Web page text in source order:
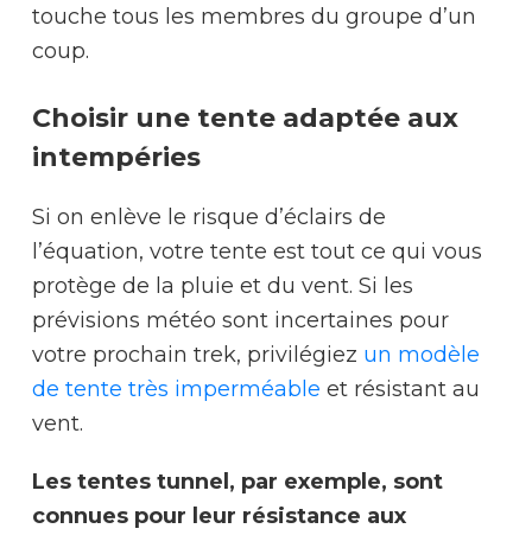
touche tous les membres du groupe d’un
coup.
Choisir une tente adaptée aux
intempéries
Si on enlève le risque d’éclairs de
l’équation, votre tente est tout ce qui vous
protège de la pluie et du vent. Si les
prévisions météo sont incertaines pour
votre prochain trek, privilégiez un modèle
de tente très imperméable et résistant au
vent.
Les tentes tunnel, par exemple, sont
connues pour leur résistance aux